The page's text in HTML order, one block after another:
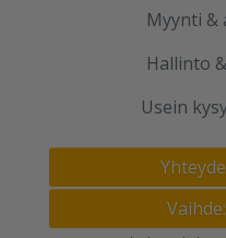
Myynti &
Hallinto
Usein